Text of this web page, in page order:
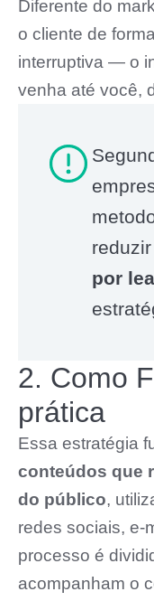
Diferente do
o cliente de
interruptiva — o
venha até você,
por
2. Como
prática
Essa estratégia
conteúdos que
do público,
redes sociais, e-
processo é
acompanham o